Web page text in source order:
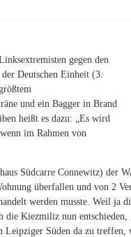
gegen den
Deutschen Einheit (3.
und ein Bagger in Brand
heißt es dazu: „Es wird
im Rahmen von
Südcarre Connewitz) der
überfallen und von 2
werden musste. Weil ja
die Kiezmiliz nun entschieden,
Süden da zu treffen,